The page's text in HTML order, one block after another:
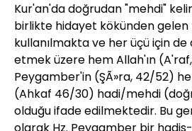
Kur'an'da doğrudan "mehdi"
birlikte hidayet kökünden gelen
kullanılmakta ve her üçü için de
etmek üzere hem Allah'ın
Peygamber'in (ŞÃ»ra, 42/52)
(Ahkaf 46/30) hadi/mehdi
olduğu ifade edilmektedir. Bu